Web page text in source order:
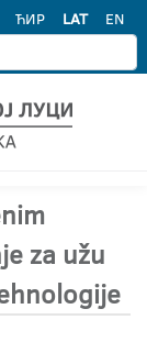
ЋИР LAT EN
za užu